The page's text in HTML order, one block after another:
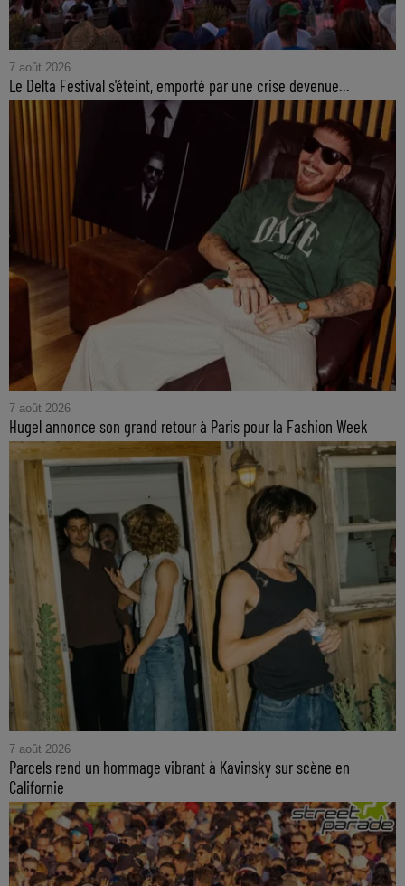
7 août 2026
Le Delta Festival s'éteint, emporté par une crise devenue...
7 août 2026
Hugel annonce son grand retour à Paris pour la Fashion Week
7 août 2026
Parcels rend un hommage vibrant à Kavinsky sur scène en
Californie